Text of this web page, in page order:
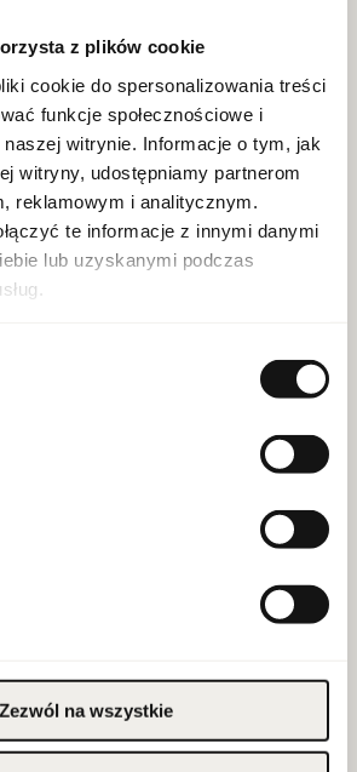
z plików cookie
cookie do spersonalizowania treści
funkcje społecznościowe i
witrynie. Informacje o tym, jak
witryny, udostępniamy partnerom
reklamowym i analitycznym.
te informacje z innymi danymi
lub uzyskanymi podczas
Zezwól na wszystkie
Dla kogo:damski
Dekodowanie:
clean eu
EAN:3614274222135
Pojemność:100 ml
Marka: Emporio Armani
Edp 100ml